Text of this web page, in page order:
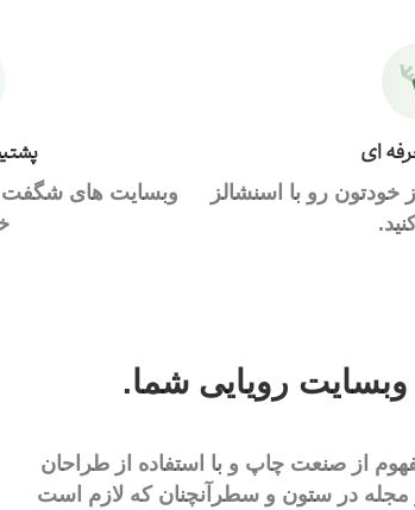
ای
رو با اسنشالز
وبسایت های شگفت
وبسایت رویایی شما.
از صنعت چاپ و با استفاده از طراحان
مجله در ستون و سطرآنچنان که لازم است